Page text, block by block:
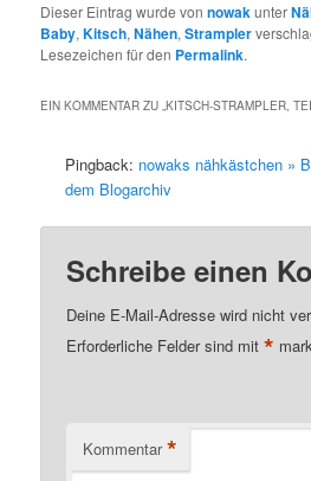
Dieser Eintrag wurde vonnowakunter
Baby,Kitsch,Nähen,Strampler
Lesezeichen für den Permalink.
EIN KOMMENTAR ZU „KITSCH-STRAMPLER,
Pingback: nowaks nähkästchen »
dem Blogarchiv
Schreibe einen
Deine E-Mail-Adresse wird nicht
Erforderliche Felder sind mit*
Kommentar *